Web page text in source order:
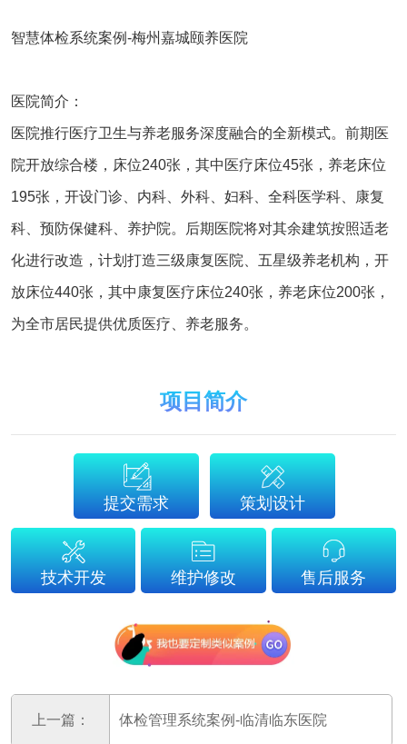
智慧体检系统案例-梅州嘉城颐养医院
医院简介：
医院推行医疗卫生与养老服务深度融合的全新模式。前期医
院开放综合楼，床位240张，其中医疗床位45张，养老床位
195张，开设门诊、内科、外科、妇科、全科医学科、康复
科、预防保健科、养护院。后期医院将对其余建筑按照适老
化进行改造，计划打造三级康复医院、五星级养老机构，开
放床位440张，其中康复医疗床位240张，养老床位200张，
为全市居民提供优质医疗、养老服务。
项目简介
提交需求 策划设计
技术开发 维护修改 售后服务
上一篇： 体检管理系统案例-临清临东医院